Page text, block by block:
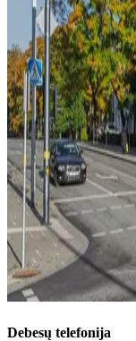
Debesų telefonija